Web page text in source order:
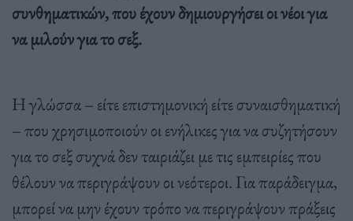
συνθηματικών, που έχουν δημιουργήσει οι νέοι για
να μιλούν για το σεξ.
Η γλώσσα – είτε επιστημονική είτε συναισθηματική
– που χρησιμοποιούν οι ενήλικες για να συζητήσουν
για το σεξ συχνά δεν ταιριάζει με τις εμπειρίες που
θέλουν να περιγράψουν οι νεότεροι. Για παράδειγμα,
μπορεί να μην έχουν τρόπο να περιγράψουν πράξεις